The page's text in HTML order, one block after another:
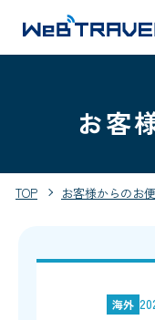
お客
TOP お客様からのお
海外